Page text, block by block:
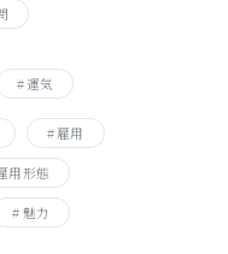
運気
雇用
用形態
魅力